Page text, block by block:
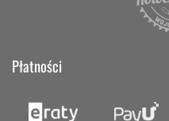
Płatności